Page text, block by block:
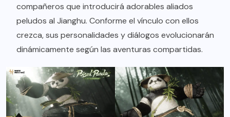
compañeros que introducirá adorables aliados
peludos al Jianghu. Conforme el vínculo con ellos
crezca, sus personalidades y diálogos evolucionarán
dinámicamente según las aventuras compartidas.